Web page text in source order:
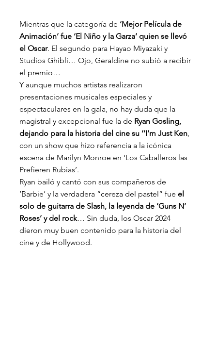
Mientras que la categoría de ‘Mejor Película de
Animación’ fue ‘El Niño y la Garza’ quien se llevó
el Oscar. El segundo para Hayao Miyazaki y
Studios Ghibli… Ojo, Geraldine no subió a recibir
el premio…
Y aunque muchos artistas realizaron
presentaciones musicales especiales y
espectaculares en la gala, no hay duda que la
magistral y excepcional fue la de Ryan Gosling,
dejando para la historia del cine su ‘’I’m Just Ken,
con un show que hizo referencia a la icónica
escena de Marilyn Monroe en ‘Los Caballeros las
Prefieren Rubias’.
Ryan bailó y cantó con sus compañeros de
‘Barbie’ y la verdadera “cereza del pastel” fue el
solo de guitarra de Slash, la leyenda de ‘Guns N’
Roses’ y del rock… Sin duda, los Oscar 2024
dieron muy buen contenido para la historia del
cine y de Hollywood.